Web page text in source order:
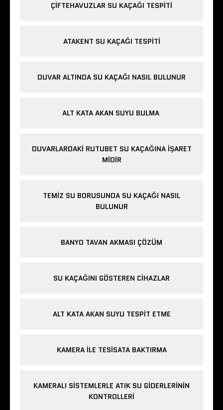
ÇIFTEHAVUZLAR SU KAÇAĞI TESPITI
ATAKENT SU KAÇAĞI TESPITI
DUVAR ALTINDA SU KAÇAĞI NASIL BULUNUR
ALT KATA AKAN SUYU BULMA
DUVARLARDAKI RUTUBET SU KAÇAĞINA İŞARET
MIDIR
TEMIZ SU BORUSUNDA SU KAÇAĞI NASIL
BULUNUR
BANYO TAVAN AKMASI ÇÖZÜM
SU KAÇAĞINI GÖSTEREN CIHAZLAR
ALT KATA AKAN SUYU TESPIT ETME
KAMERA ILE TESISATA BAKTIRMA
KAMERALI SISTEMLERLE ATIK SU GIDERLERININ
KONTROLLERI